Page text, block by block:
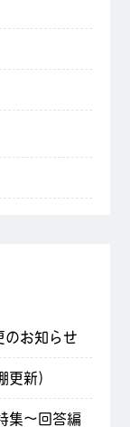
のお知らせ
更新）
集～回答編